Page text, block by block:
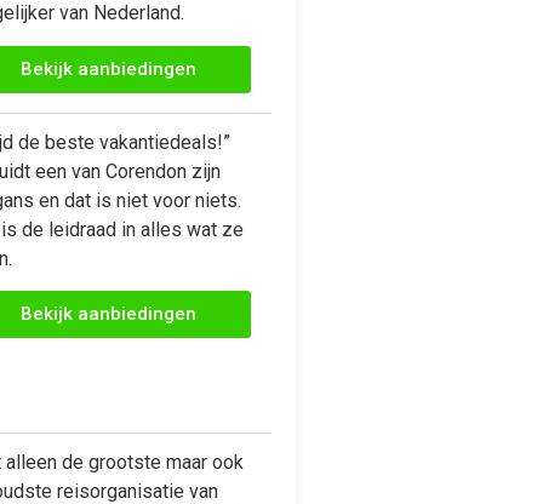
van Nederland.
Bekijk aanbiedingen
de beste vakantiedeals!”
een van Corendon zijn
en dat is niet voor niets.
de leidraad in alles wat ze
Bekijk aanbiedingen
alleen de grootste maar ook
reisorganisatie van